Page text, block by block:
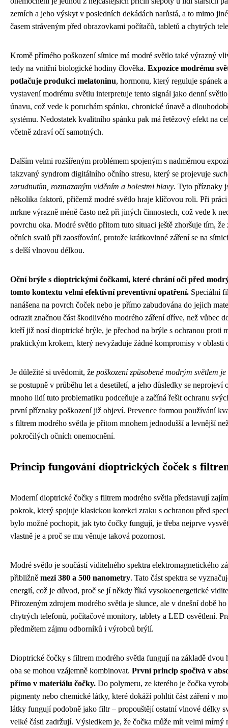
zemích a jeho výskyt v posledních dekádách narůstá, a to mimo
časem stráveným před obrazovkami počítačů, tabletů a chytrých
Kromě přímého poškození sítnice má modré světlo také výrazný
tedy na vnitřní biologické hodiny člověka. Expozice modrému
potlačuje produkci melatoninu, hormonu, který reguluje spánek
vystavení modrému světlu interpretuje tento signál jako denní
únavu, což vede k poruchám spánku, chronické únavě a
systému. Nedostatek kvalitního spánku pak má řetězový efekt na
včetně zdraví očí samotných.
Dalším velmi rozšířeným problémem spojeným s nadměrnou
takzvaný syndrom digitálního očního stresu, který se projevuje
zarudnutím, rozmazaným viděním a bolestmi hlavy. Tyto příznaky
několika faktorů, přičemž modré světlo hraje klíčovou roli. Při
mrkne výrazně méně často než při jiných činnostech, což vede k
povrchu oka. Modré světlo přitom tuto situaci ještě zhoršuje tím, že
očních svalů při zaostřování, protože krátkovlnné záření se na
s delší vlnovou délkou.
Oční brýle s dioptrickými čočkami, které chrání oči před
tomto kontextu velmi efektivní preventivní opatření. Speciální
nanášena na povrch čoček nebo je přímo zabudována do jejich
odrazit značnou část škodlivého modrého záření dříve, než vůbec
kteří již nosí dioptrické brýle, je přechod na brýle s ochranou proti
praktickým krokem, který nevyžaduje žádné kompromisy v oblasti
Je důležité si uvědomit, že poškození způsobené modrým světlem
se postupně v průběhu let a desetiletí, a jeho důsledky se neprojeví
mnoho lidí tuto problematiku podceňuje a začíná řešit ochranu
první příznaky poškození již objeví. Prevence formou používání
s filtrem modrého světla je přitom mnohem jednodušší a levnější
pokročilých očních onemocnění.
Princip fungování dioptrických čoček s
Moderní dioptrické čočky s filtrem modrého světla představují
pokrok, který spojuje klasickou korekci zraku s ochranou před
bylo možné pochopit, jak tyto čočky fungují, je třeba nejprve
vlastně je a proč se mu věnuje taková pozornost.
Modré světlo je součástí viditelného spektra elektromagnetického
přibližně mezi 380 a 500 nanometry. Tato část spektra se
energií, což je důvod, proč se jí někdy říká vysokoenergetické
Přirozeným zdrojem modrého světla je slunce, ale v dnešní době
chytrých telefonů, počítačové monitory, tablety a LED osvětlení.
předmětem zájmu odborníků i výrobců brýlí.
Dioptrické čočky s filtrem modrého světla fungují na základě dvou
oba se mohou vzájemně kombinovat. První princip spočívá v
přímo v materiálu čočky. Do polymeru, ze kterého je čočka
pigmenty nebo chemické látky, které dokáží pohltit část záření v
látky fungují podobně jako filtr – propouštějí ostatní vlnové délky
velké části zadržují. Výsledkem je, že čočka může mít velmi mírný